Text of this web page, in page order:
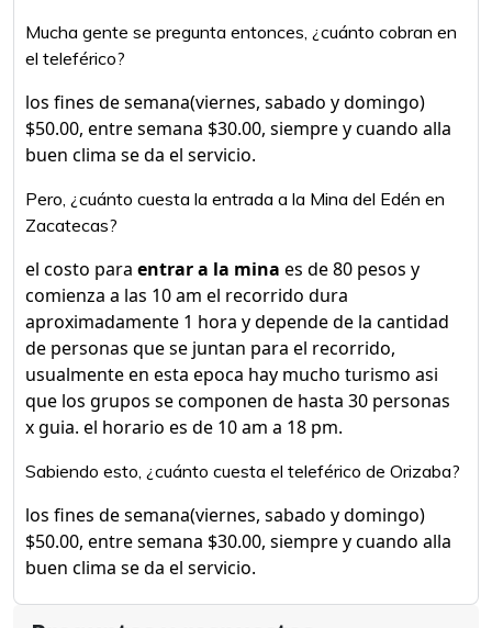
Mucha gente se pregunta entonces, ¿cuánto cobran en
el teleférico?
los fines de semana(viernes, sabado y domingo)
$50.00, entre semana $30.00, siempre y cuando alla
buen clima se da el servicio.
Pero, ¿cuánto cuesta la entrada a la Mina del Edén en
Zacatecas?
el costo para entrar a la mina es de 80 pesos y
comienza a las 10 am el recorrido dura
aproximadamente 1 hora y depende de la cantidad
de personas que se juntan para el recorrido,
usualmente en esta epoca hay mucho turismo asi
que los grupos se componen de hasta 30 personas
x guia. el horario es de 10 am a 18 pm.
Sabiendo esto, ¿cuánto cuesta el teleférico de Orizaba?
los fines de semana(viernes, sabado y domingo)
$50.00, entre semana $30.00, siempre y cuando alla
buen clima se da el servicio.